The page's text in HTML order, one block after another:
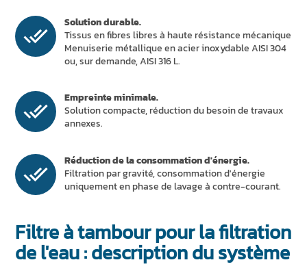
Solution durable.
Tissus en fibres libres à haute résistance mécanique
Menuiserie métallique en acier inoxydable AISI 304
ou, sur demande, AISI 316 L.
Empreinte minimale.
Solution compacte, réduction du besoin de travaux
annexes.
Réduction de la consommation d'énergie.
Filtration par gravité, consommation d'énergie
uniquement en phase de lavage à contre-courant.
Filtre à tambour pour la filtration
de l'eau : description du système